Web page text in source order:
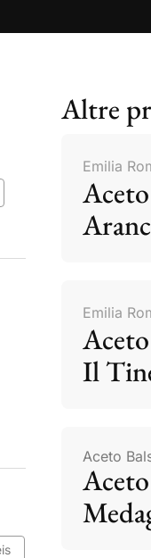
Altre
Emilia
Emilia
Il
Aceto